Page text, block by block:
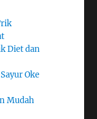
Diet dan
Oke
Mudah